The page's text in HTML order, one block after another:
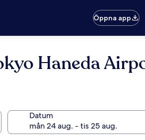
Öppna app
Haneda
Datum